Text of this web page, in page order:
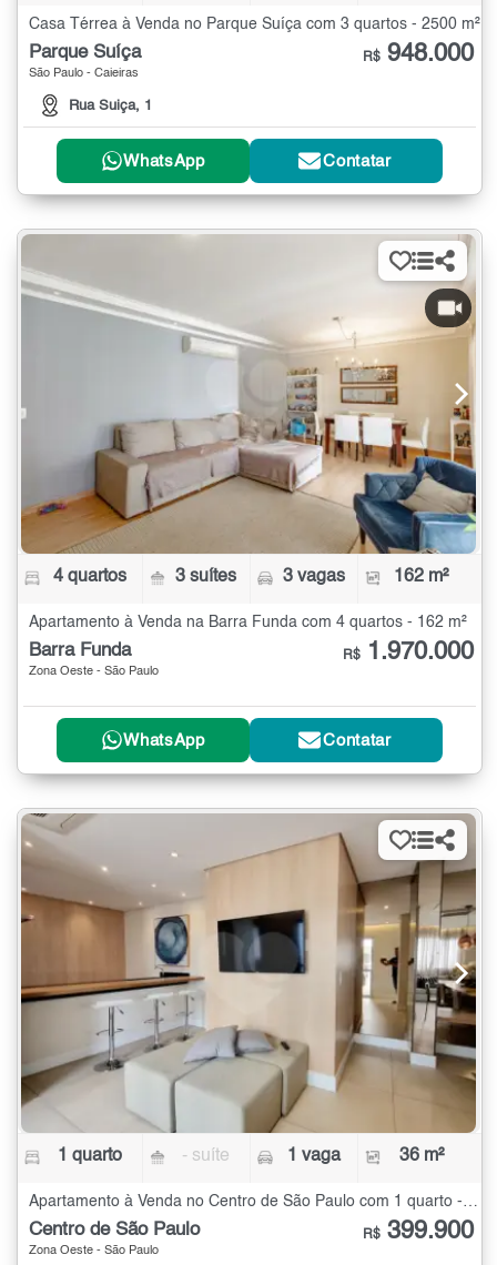
Casa Térrea à Venda no Parque Suíça com 3 quartos - 2500 m²
Parque Suíça
São Paulo - Caieiras
Rua Suiça, 1
R$ 948.000
WhatsApp Contatar
4 quartos 3 suítes 3 vagas 162 m²
Apartamento à Venda na Barra Funda com 4 quartos - 162 m²
Barra Funda
Zona Oeste - São Paulo
R$ 1.970.000
WhatsApp Contatar
1 quarto - suíte 1 vaga 36 m²
Apartamento à Venda no Centro de São Paulo com 1 quarto - 36 m²
Centro de São Paulo
Zona Oeste - São Paulo
R$ 399.900